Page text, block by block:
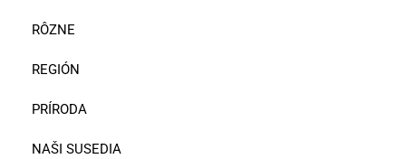
RÔZNE
REGIÓN
PRÍRODA
NAŠI SUSEDIA